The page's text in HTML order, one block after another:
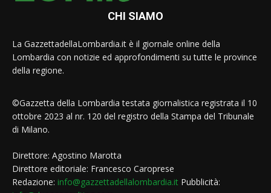
CHI SIAMO
La GazzettadellaLombardia.it è il giornale online della
Lombardia con notizie ed approfondimenti su tutte le province
della regione.
©Gazzetta della Lombardia testata giornalistica registrata il 10
ottobre 2023 al nr. 120 del registro della Stampa del Tribunale
di Milano.
Direttore: Agostino Marotta
Direttore editoriale: Francesco Caroprese
Redazione: info@gazzettadellalombardia.it Pubblicità: